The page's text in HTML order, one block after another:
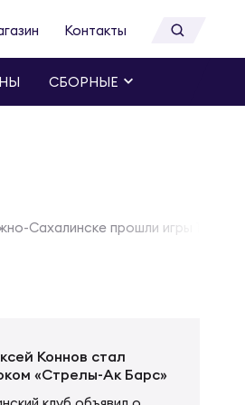
Контакты
СБОРНЫЕ
Сахалинске прошли игры 1-го
Коннов стал
«Стрелы-Ак Барс»